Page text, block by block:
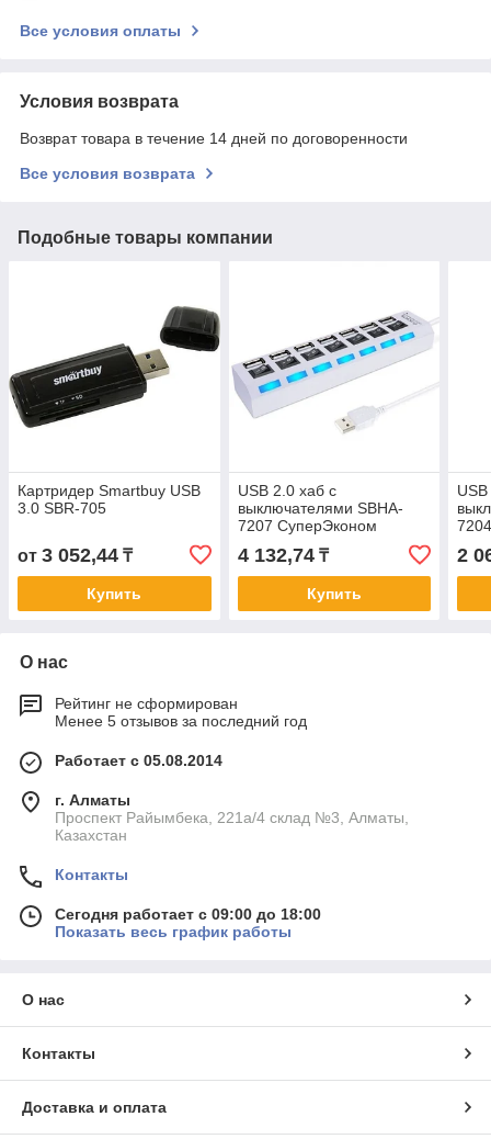
Все условия оплаты
Условия возврата
Возврат товара в течение 14 дней по договоренности
Все условия возврата
Подобные товары компании
Картридер Smartbuy USB
3.0 SBR-705
от 3 052,44 ₸
Купить
USB 2.0 хаб с
выключателями SBHA-
7207 СуперЭконом
4 132,74₸
Купить
2
О нас
Рейтинг не сформирован
Менее 5 отзывов за последний год
Работает с 05.08.2014
г. Алматы
Проспект Райымбека, 221а/4 склад №3, Алматы,
Казахстан
Контакты
Сегодня работает с 09:00 до 18:00
Показать весь график работы
О нас
Контакты
Доставка и оплата